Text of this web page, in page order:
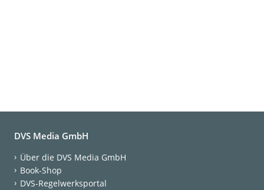
DVS Media GmbH
Über die DVS Media GmbH
Book-Shop
DVS-Regelwerksportal